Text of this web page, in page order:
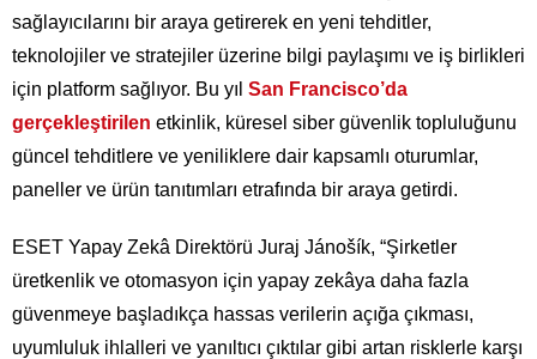
sağlayıcılarını bir araya getirerek en yeni tehditler,
teknolojiler ve stratejiler üzerine bilgi paylaşımı ve iş birlikleri
için platform sağlıyor. Bu yıl San Francisco’da
gerçekleştirilen etkinlik, küresel siber güvenlik topluluğunu
güncel tehditlere ve yeniliklere dair kapsamlı oturumlar,
paneller ve ürün tanıtımları etrafında bir araya getirdi.
ESET Yapay Zekâ Direktörü Juraj Jánošík, “Şirketler
üretkenlik ve otomasyon için yapay zekâya daha fazla
güvenmeye başladıkça hassas verilerin açığa çıkması,
uyumluluk ihlalleri ve yanıltıcı çıktılar gibi artan risklerle karşı